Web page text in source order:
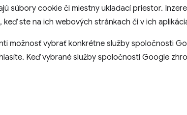
súbory cookie či miestny ukladací priestor.
keď ste na ich webových stránkach či v ich
možnosť vybrať konkrétne služby spoločnosti
Keď vybrané služby spoločnosti Google